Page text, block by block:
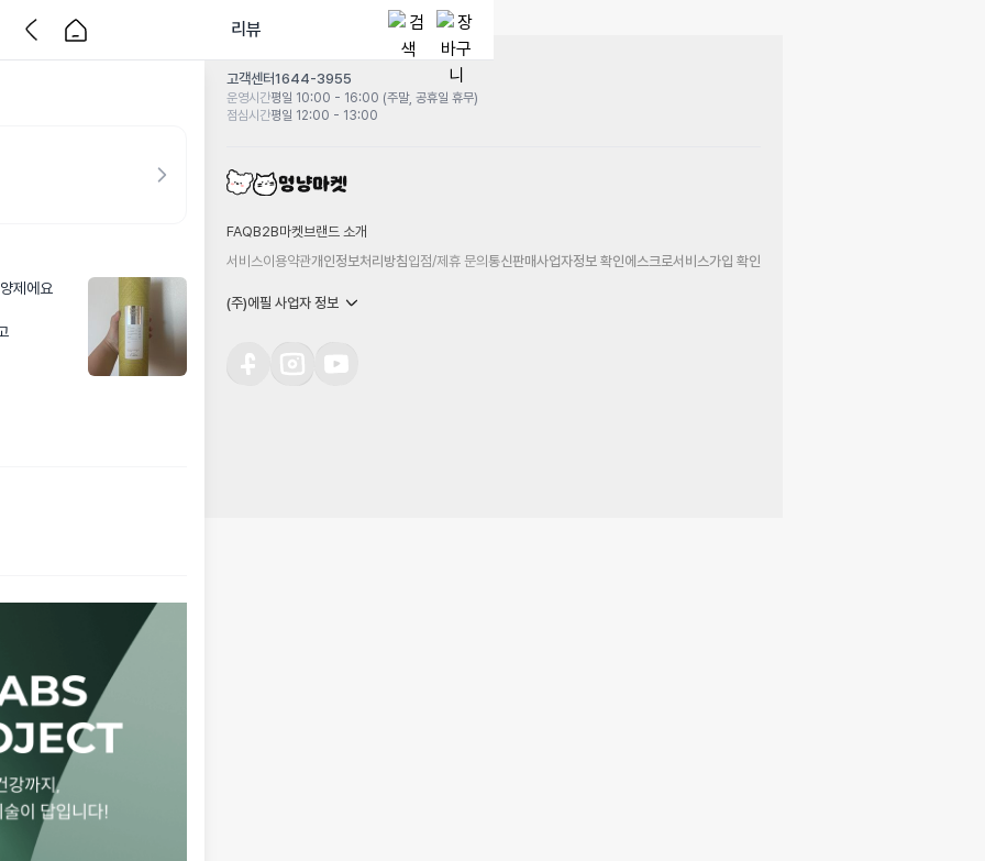
리뷰
제에요
고객센터1644-3955
운영시간평일 10:00 - 16:00 (주말, 공휴일 휴무)
점심시간평일 12:00 - 13:00
FAQB2B마켓 브랜드 소개
서비스이용약관개인정보처리방침입점/제휴 문의통신판매사업자정보 확인에스크로서비스가입 확인
(주)에필 사업자 정보